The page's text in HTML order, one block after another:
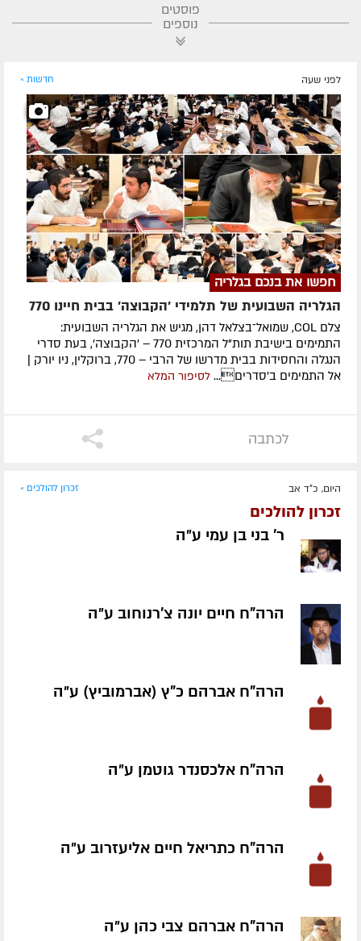
פוסטים
נוספים
לפני שעה חדשות »
חפשו את בנכם בגלריה
הגלריה השבועית של תלמידי 'הקבוצה' בבית חיינו 770
צלם COL, שמואל־בצלאל דהן, מגיש את הגלריה השבועית:
התמימים בישיבת תות"ל המרכזית 770 – 'הקבוצה', בעת סדרי
הנגלה והחסידות בבית מדרשו של הרבי – 770, ברוקלין, ניו יורק |
אל התמימים ב'סדרים... לסיפור המלא
לכתבה
היום, כ"ד אב זכרון להולכים »
זכרון להולכים
ר' בני בן עמי ע״ה
הרה"ח חיים יונה צ'רנוחוב ע״ה
הרה"ח אברהם כ"ץ (אברמוביץ) ע״ה
הרה"ח אלכסנדר גוטמן ע״ה
הרה"ח כתריאל חיים אליעזרוב ע״ה
הרה"ח אברהם צבי כהן ע״ה